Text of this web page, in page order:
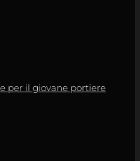
per il giovane portiere